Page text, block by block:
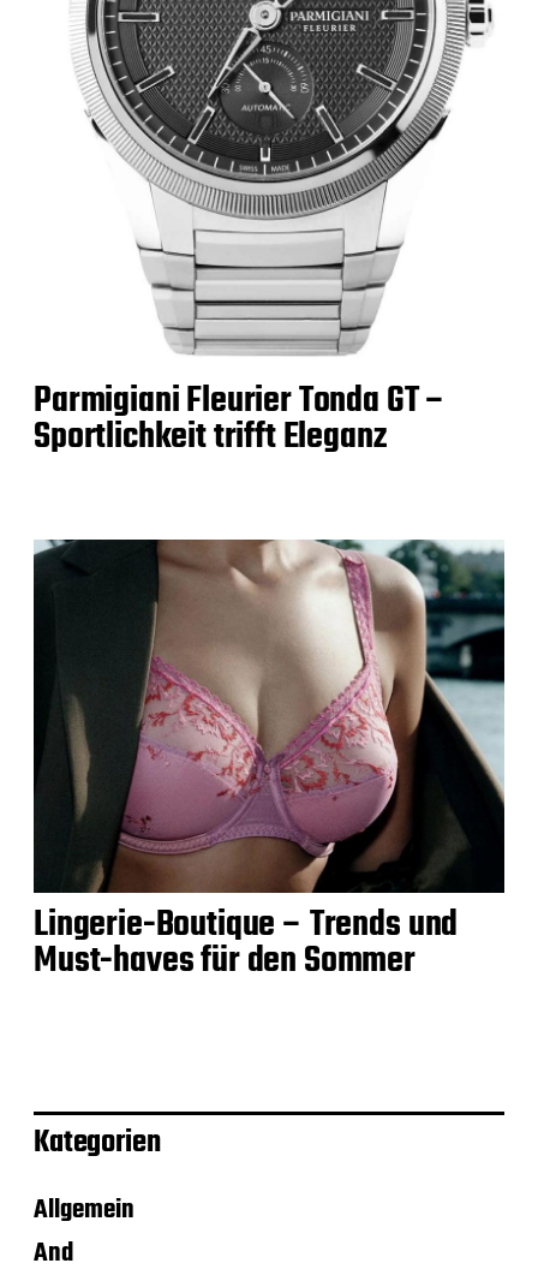
Parmigiani Fleurier Tonda GT –
Sportlichkeit trifft Eleganz
Lingerie-Boutique – Trends und
Must-haves für den Sommer
Kategorien
Allgemein
And